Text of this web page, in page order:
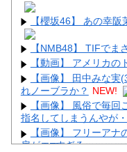
【櫻坂46】 あの幸阪
【NMB48】 TIFでま
【動画】 アメリカ
【画像】 田中みな
れノーブラか？ NEW!
【画像】 風俗で毎
指名してしまうんやが
【画像】 フリーア
房がエ□すぎるｗｗｗｗ